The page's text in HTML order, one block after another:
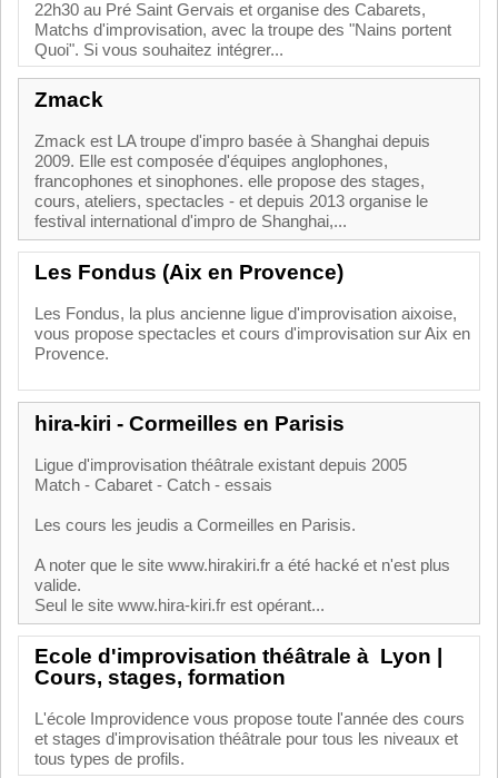
22h30 au Pré Saint Gervais et organise des Cabarets,
Matchs d'improvisation, avec la troupe des "Nains portent
Quoi". Si vous souhaitez intégrer...
Zmack
Zmack est LA troupe d'impro basée à Shanghai depuis
2009. Elle est composée d'équipes anglophones,
francophones et sinophones. elle propose des stages,
cours, ateliers, spectacles - et depuis 2013 organise le
festival international d'impro de Shanghai,...
Les Fondus (Aix en Provence)
Les Fondus, la plus ancienne ligue d'improvisation aixoise,
vous propose spectacles et cours d'improvisation sur Aix en
Provence.
hira-kiri - Cormeilles en Parisis
Ligue d'improvisation théâtrale existant depuis 2005
Match - Cabaret - Catch - essais
Les cours les jeudis a Cormeilles en Parisis.
A noter que le site www.hirakiri.fr a été hacké et n'est plus
valide.
Seul le site www.hira-kiri.fr est opérant...
Ecole d'improvisation théâtrale à Lyon |
Cours, stages, formation
L'école Improvidence vous propose toute l'année des cours
et stages d'improvisation théâtrale pour tous les niveaux et
tous types de profils.